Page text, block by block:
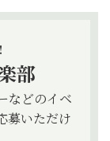
部
などのイベ
募いただけ